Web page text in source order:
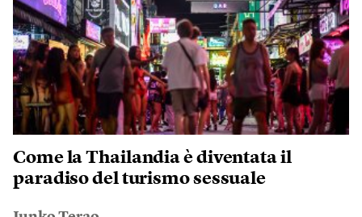
Come la Thailandia è diventata il
paradiso del turismo sessuale